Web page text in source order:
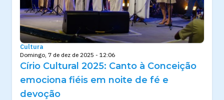
Cultura
Domingo, 7 de dez de 2025 - 12:06
Círio Cultural 2025: Canto à Conceição
emociona fiéis em noite de fé e
devoção